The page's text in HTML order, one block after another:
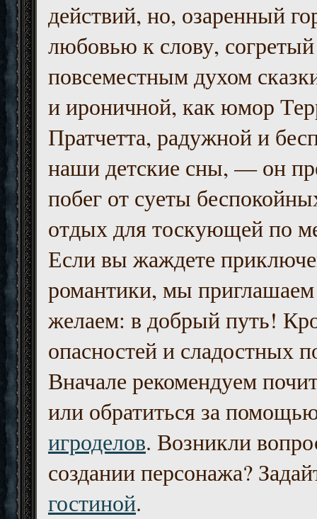
действий, но, озаренный
любовью к слову, согретый
повсеместным духом
и ироничной, как юмор
Пратчетта, радужной и
наши детские сны, — он
побег от суеты
отдых для тоскующей по
Если вы жаждете
романтики, мы приглашаем
желаем: в добрый путь!
опасностей и сладостных
Вначале рекомендуем
или обратиться за
игроделов. Возникли
создании персонажа?
гостиной.